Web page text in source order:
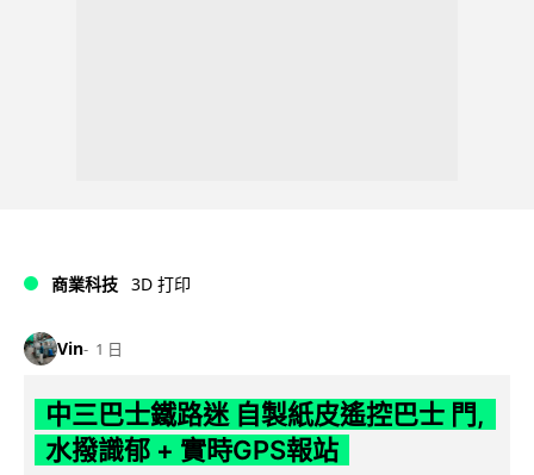
商業科技 3D 打印
Vin 1 日
中三巴士鐵路迷 自製紙皮遙控巴士 門,
水撥識郁 + 實時GPS報站